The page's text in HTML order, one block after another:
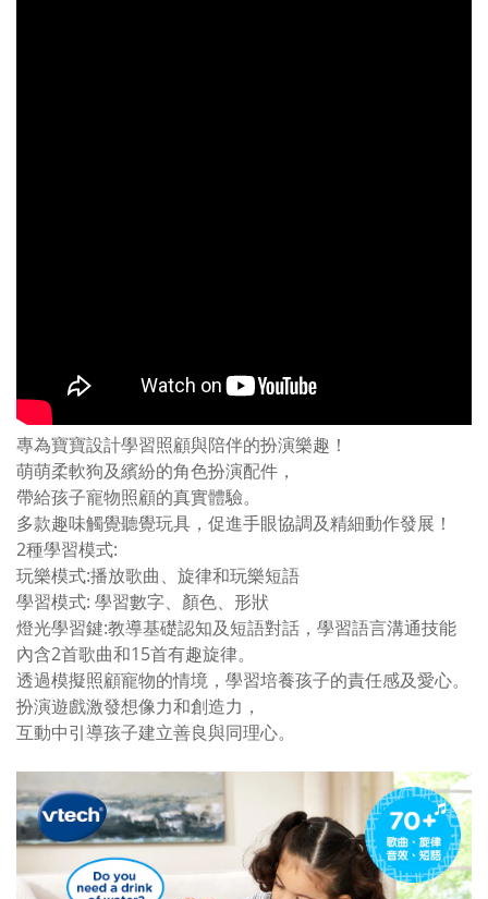
專為寶寶設計學習照顧與陪伴的扮演樂趣！
萌萌柔軟狗及繽紛的角色扮演配件，
帶給孩子寵物照顧的真實體驗。
多款趣味觸覺聽覺玩具，促進手眼協調及精細動作發展！
2種學習模式:
玩樂模式:播放歌曲、旋律和玩樂短語
學習模式: 學習數字、顏色、形狀
燈光學習鍵:教導基礎認知及短語對話，學習語言溝通技能
內含2首歌曲和15首有趣旋律。
透過模擬照顧寵物的情境，學習培養孩子的責任感及愛心。
扮演遊戲激發想像力和創造力，
互動中引導孩子建立善良與同理心。